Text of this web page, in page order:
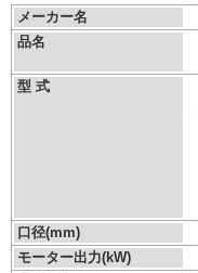
メーカー名
品名
型 式
口径(mm)
モーター出力(kW)